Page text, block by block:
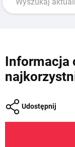
Informacja
Udostępnij